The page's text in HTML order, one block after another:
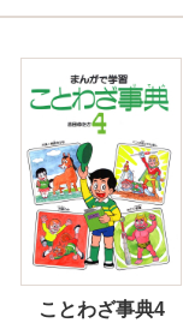
ことわざ事典4